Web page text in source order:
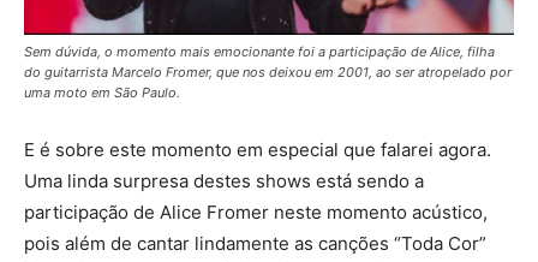
Sem dúvida, o momento mais emocionante foi a participação de Alice, filha
do guitarrista Marcelo Fromer, que nos deixou em 2001, ao ser atropelado por
uma moto em São Paulo.
E é sobre este momento em especial que falarei agora.
Uma linda surpresa destes shows está sendo a
participação de Alice Fromer neste momento acústico,
pois além de cantar lindamente as canções “Toda Cor”